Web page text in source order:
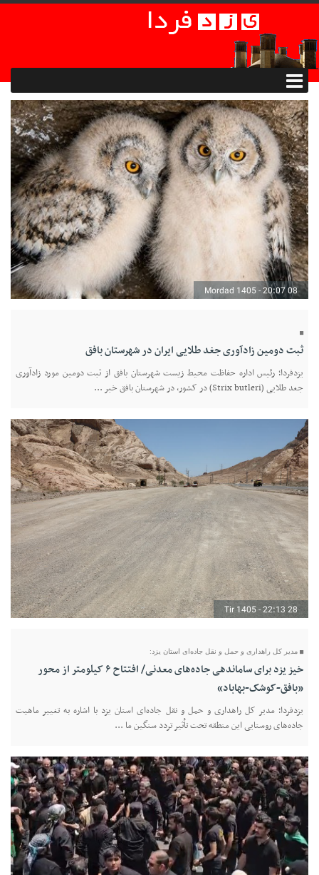
08 Mordad 1405 - 20:07
ثبت دومین زادآوری جغد طلایی ایران در شهرستان بافق
یزدفردا؛ رئیس اداره حفاظت محیط زیست شهرستان بافق از ثبت دومین مورد زادآوری
جغد طلایی (Strix butleri) در کشور، در شهرستان بافق خبر ...
28 Tir 1405 - 22:13
مدیر کل راهداری و حمل‌ و نقل جاده‌ای استان یزد:
خیز یزد برای ساماندهی جاده‌های معدنی/ افتتاح ۶ کیلومتر از محور
«بافق-کوشک-بهاباد»
یزدفردا؛ مدیر کل راهداری و حمل‌ و نقل جاده‌ای استان یزد با اشاره به تغییر ماهیت
جاده‌های روستایی این منطقه تحت تأثیر تردد سنگین ما ...